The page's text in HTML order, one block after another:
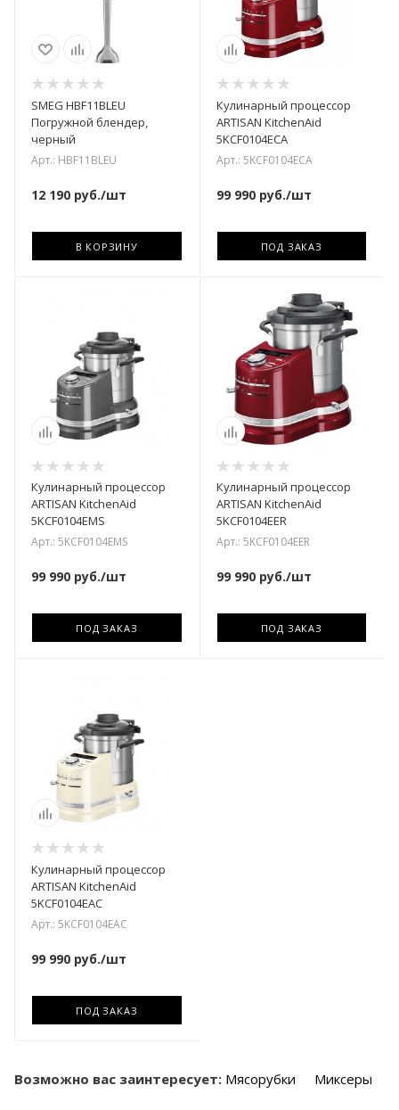
SMEG HBF11BLEU
Погружной блендер,
черный
Арт.: HBF11BLEU
12 190 руб./шт
В КОРЗИНУ
Кулинарный процессор
ARTISAN KitchenAid
5KCF0104ECA
Арт.: 5KCF0104ECA
99 990руб./шт
ПОД ЗАКАЗ
Кулинарный процессор
ARTISAN KitchenAid
5KCF0104EMS
Арт.: 5KCF0104EMS
99 990 руб./шт
ПОД ЗАКАЗ
Кулинарный процессор
ARTISAN KitchenAid
5KCF0104EER
Арт.: 5KCF0104EER
99 990руб./шт
ПОД ЗАКАЗ
Кулинарный процессор
ARTISAN KitchenAid
5KCF0104EAC
Арт.: 5KCF0104EAC
99 990 руб./шт
ПОД ЗАКАЗ
Возможно вас заинтересует: Мясорубки Миксеры